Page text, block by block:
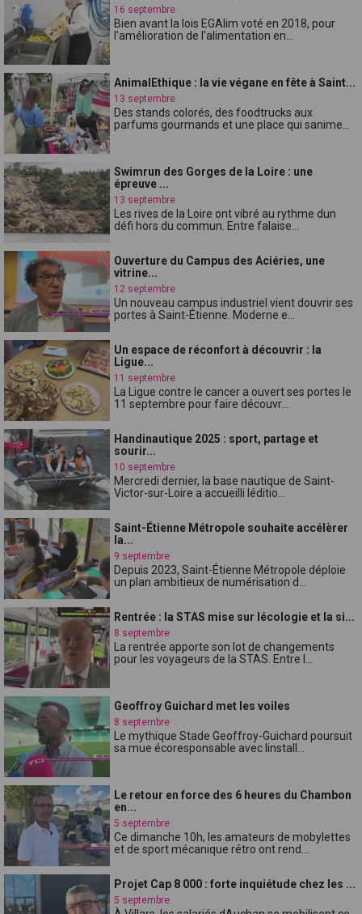
16 septembre
Bien avant la lois EGAlim voté en 2018, pour
l'amélioration de l'alimentation en...
AnimalEthique : la vie végane en fête à Saint...
13 septembre
Des stands colorés, des foodtrucks aux
parfums gourmands et une place qui sanime...
Swimrun des Gorges de la Loire : une
épreuve ...
13 septembre
Les rives de la Loire ont vibré au rythme dun
défi hors du commun. Entre falaise...
Ouverture du Campus des Aciéries, une
vitrine...
12 septembre
Un nouveau campus industriel vient douvrir ses
portes à Saint-Étienne. Moderne e...
Un espace de réconfort à découvrir : la
Ligue...
11 septembre
La Ligue contre le cancer a ouvert ses portes le
11 septembre pour faire découvr...
Handinautique 2025 : sport, partage et
sourir...
10 septembre
Mercredi dernier, la base nautique de Saint-
Victor-sur-Loire a accueilli léditio...
Saint-Étienne Métropole souhaite accélèrer
la...
9 septembre
Depuis 2023, Saint-Étienne Métropole déploie
un plan ambitieux de numérisation d...
Rentrée : la STAS mise sur lécologie et la si...
8 septembre
La rentrée apporte son lot de changements
pour les voyageurs de la STAS. Entre l...
Geoffroy Guichard met les voiles
8 septembre
Le mythique Stade Geoffroy-Guichard poursuit
sa mue écoresponsable avec linstall...
Le retour en force des 6 heures du Chambon
en...
5 septembre
Ce dimanche 10h, les amateurs de mobylettes
et de sport mécanique rétro ont rend...
Projet Cap 8 000 : forte inquiétude chez les ...
5 septembre